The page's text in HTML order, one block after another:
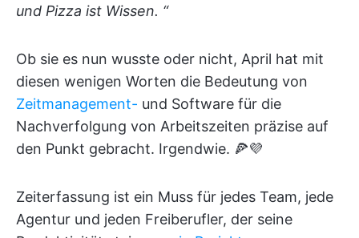
und Pizza ist Wissen. “
Ob sie es nun wusste oder nicht, April hat mit
diesen wenigen Worten die Bedeutung von
Zeitmanagement- und Software für die
Nachverfolgung von Arbeitszeiten präzise auf
den Punkt gebracht. Irgendwie. 🍕💜
Zeiterfassung ist ein Muss für jedes Team, jede
Agentur und jeden Freiberufler, der seine